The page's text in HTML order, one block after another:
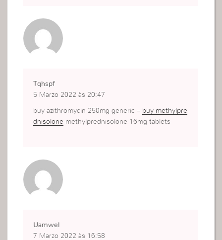
Tqhspf
5 Marzo 2022 às 20:47
buy azithromycin 250mg generic – buy methylpre
dnisolone methylprednisolone 16mg tablets
Uamwel
7 Marzo 2022 às 16:58